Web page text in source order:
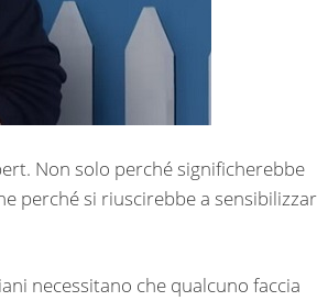
Non solo perché significherebbe
perché si riuscirebbe a
necessitano che qualcuno faccia